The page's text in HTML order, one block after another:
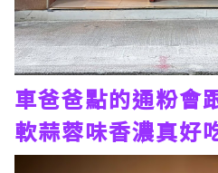
車爸爸點的通粉會
軟蒜蓉味香濃真好